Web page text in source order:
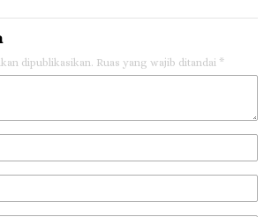
dipublikasikan. Ruas yang wajib ditandai *